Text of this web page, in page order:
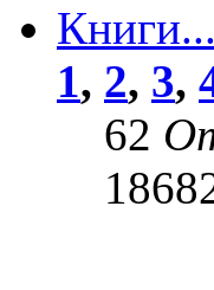
1, 2, 3,
62